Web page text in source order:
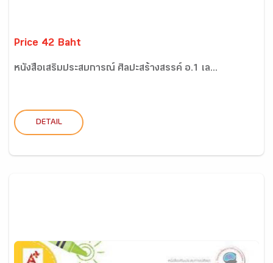
Price 42 Baht
หนังสือเสริมประสบการณ์ ศิลปะสร้างสรรค์ อ.1 เล...
DETAIL